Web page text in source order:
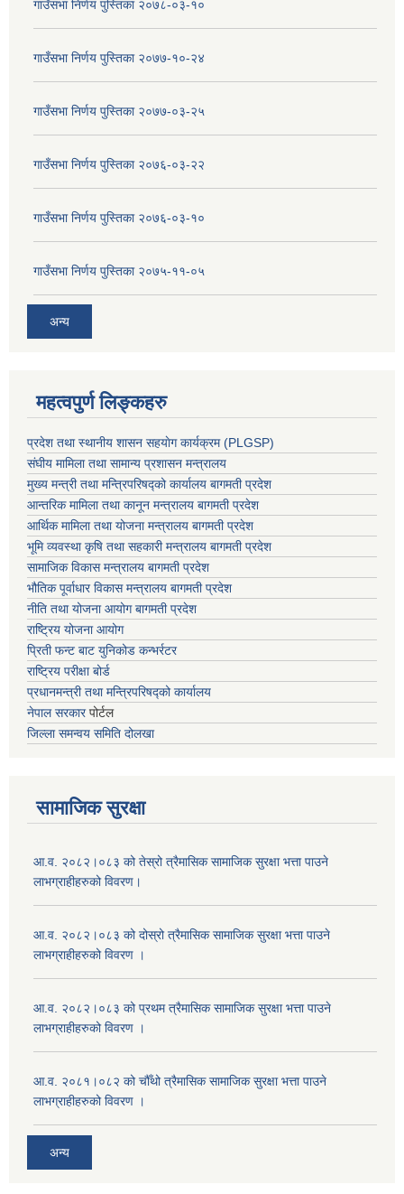
गाउँसभा निर्णय पुस्तिका २०७८-०३-१०
गाउँसभा निर्णय पुस्तिका २०७७-१०-२४
गाउँसभा निर्णय पुस्तिका २०७७-०३-२५
गाउँसभा निर्णय पुस्तिका २०७६-०३-२२
गाउँसभा निर्णय पुस्तिका २०७६-०३-१०
गाउँसभा निर्णय पुस्तिका २०७५-११-०५
अन्य
महत्वपुर्ण लिङ्कहरु
प्रदेश तथा स्थानीय शासन सहयाेग कार्यक्रम (PLGSP)
संघीय मामिला तथा सामान्य प्रशासन मन्त्रालय
मुख्य मन्त्री तथा मन्त्रिपरिषद्को कार्यालय बागमती प्रदेश
आन्तरिक मामिला तथा कानून मन्त्रालय बागमती प्रदेश
आर्थिक मामिला तथा योजना मन्त्रालय बागमती प्रदेश
भूमि व्यवस्था कृषि तथा सहकारी मन्त्रालय बागमती प्रदेश
सामाजिक विकास मन्त्रालय बागमती प्रदेश
भौतिक पूर्वाधार विकास मन्त्रालय बागमती प्रदेश
नीति तथा योजना आयोग बागमती प्रदेश
राष्ट्रिय योजना आयोग
प्रिती फन्ट बाट युनिकोड कन्भर्रटर
राष्ट्रिय परीक्षा बोर्ड
प्रधानमन्त्री तथा मन्त्रिपरिषद्को कार्यालय
नेपाल सरकारपोर्टल
जिल्ला समन्वय समिति दोलखा
सामाजिक सुरक्षा
आ.व. २०८२।०८३ को तेस्रो त्रैमासिक सामाजिक सुरक्षा भत्ता पाउने
लाभग्राहीहरुको विवरण।
आ.व. २०८२।०८३ को दोस्रो त्रैमासिक सामाजिक सुरक्षा भत्ता पाउने
लाभग्राहीहरुको विवरण ।
आ.व. २०८२।०८३ को प्रथम त्रैमासिक सामाजिक सुरक्षा भत्ता पाउने
लाभग्राहीहरुको विवरण ।
आ.व. २०८१।०८२ को चौँथो त्रैमासिक सामाजिक सुरक्षा भत्ता पाउने
लाभग्राहीहरुको विवरण ।
अन्य